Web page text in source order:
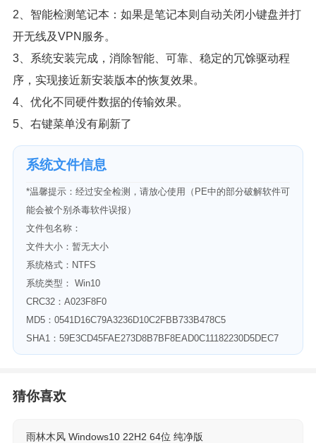
2、智能检测笔记本：如果是笔记本则自动关闭小键盘并打
开无线及VPN服务。
3、系统安装完成，消除智能、可靠、稳定的冗馀驱动程
序，实现接近新安装版本的恢复效果。
4、优化不同硬件数据的传输效果。
5、右键菜单没有刷新了
系统文件信息
*温馨提示：经过安全检测，请放心使用（PE中的部分破解软件可
能会被个别杀毒软件误报）
文件包名称：
文件大小：暂无大小
系统格式：NTFS
系统类型： Win10
CRC32：A023F8F0
MD5：0541D16C79A3236D10C2FBB733B478C5
SHA1：59E3CD45FAE273D8B7BF8EAD0C11182230D5DEC7
猜你喜欢
雨林木风 Windows10 22H2 64位 纯净版